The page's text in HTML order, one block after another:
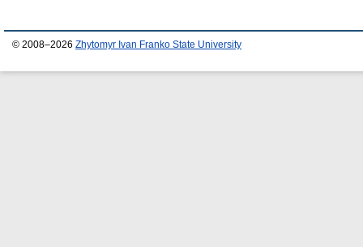
© 2008–2026 Zhytomyr Ivan Franko State University